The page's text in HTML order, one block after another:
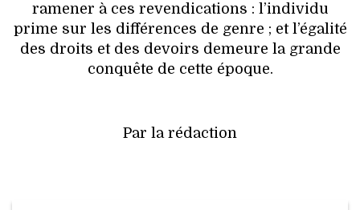
ramener à ces revendications : l’individu
prime sur les différences de genre ; et l’égalité
des droits et des devoirs demeure la grande
conquête de cette époque.
Par la rédaction